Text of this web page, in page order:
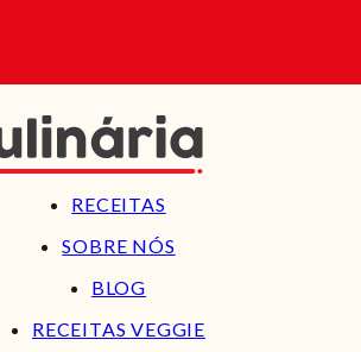
RECEITAS
SOBRE NÓS
BLOG
RECEITAS VEGGIE